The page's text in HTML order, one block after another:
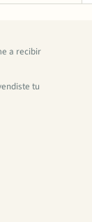
a recibir
tu